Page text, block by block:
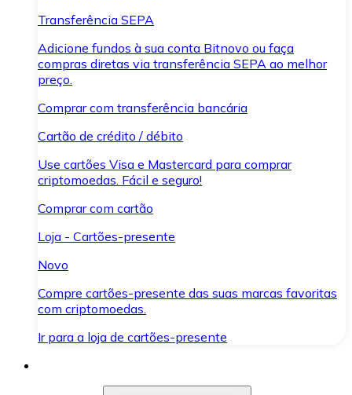
Transferência SEPA
Adicione fundos à sua conta Bitnovo ou faça
compras diretas via transferência SEPA ao melhor
preço.
Comprar com transferência bancária
Cartão de crédito / débito
Use cartões Visa e Mastercard para comprar
criptomoedas. Fácil e seguro!
Comprar com cartão
Loja - Cartões-presente
Novo
Compre cartões-presente das suas marcas favoritas
com criptomoedas.
Ir para a loja de cartões-presente